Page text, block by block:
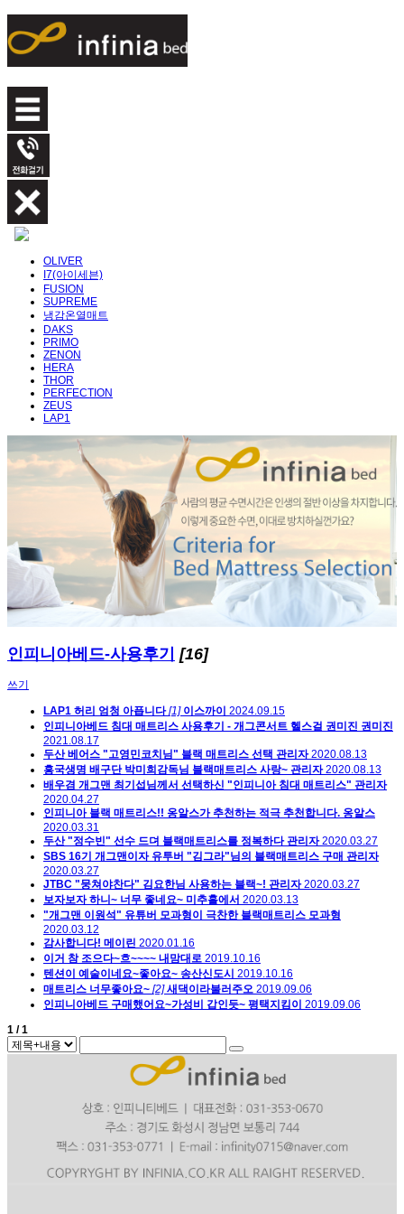
OLIVER
I7(아이세븐)
FUSION
SUPREME
냉감온열매트
DAKS
PRIMO
ZENON
HERA
THOR
PERFECTION
ZEUS
LAP1
인피니아베드-사용후기 [16]
쓰기
LAP1 허리 엄청 아픕니다 [1] 이스까이 2024.09.15
인피니아베드 침대 매트리스 사용후기 - 개그콘서트 헬스걸 권미진 권미진
2021.08.17
두산 베어스 "고영민코치님" 블랙 매트리스 선택 관리자 2020.08.13
흥국생명 배구단 박미희감독님 블랙매트리스 사랑~ 관리자 2020.08.13
배우겸 개그맨 최기섭님께서 선택하신 "인피니아 침대 매트리스" 관리자
2020.04.27
인피니아 블랙 매트리스!! 옹알스가 추천하는 적극 추천합니다. 옹알스
2020.03.31
두산 "정수빈" 선수 드뎌 블랙매트리스를 정복하다 관리자 2020.03.27
SBS 16기 개그맨이자 유투버 "김그라"님의 블랙매트리스 구매 관리자
2020.03.27
JTBC "뭉쳐야찬다" 김요한님 사용하는 블랙~! 관리자 2020.03.27
보자보자 하니~ 너무 좋네요~ 미추홀에서 2020.03.13
"개그맨 이원석" 유튜버 모과형이 극찬한 블랙매트리스 모과형
2020.03.12
감사합니다! 메이린 2020.01.16
이거 참 조으다~흐~~~~ 내맘대로 2019.10.16
텐션이 예술이네요~좋아요~ 송산신도시 2019.10.16
매트리스 너무좋아요~ [2] 새댁이라불러주오 2019.09.06
인피니아베드 구매했어요~가성비 갑인듯~ 평택지킴이 2019.09.06
1 / 1